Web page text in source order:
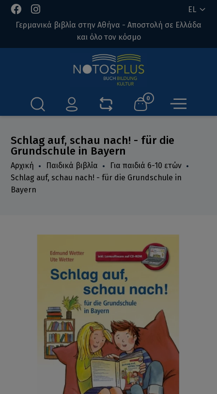
EL
Γερμανικά βιβλία στην Αθήνα - Αποστολή σε Ελλάδα
και όλο τον κόσμο
0
Schlag auf, schau nach! - für die
Grundschule in Bayern
Αρχική Παιδικά βιβλία
Για παιδιά 6-10 ετών
Schlag auf, schau nach! - für die Grundschule in
Bayern